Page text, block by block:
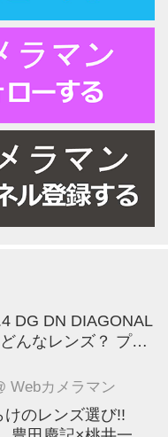
DG DN DIAGONAL
んなレンズ？ プロ
Webカメラマン
けのレンズ選び!!